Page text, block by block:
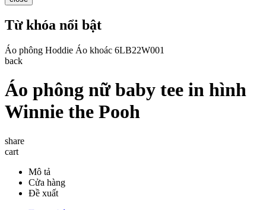
Từ khóa nổi bật
Áo phông Hoddie Áo khoác 6LB22W001
back
Áo phông nữ baby tee in hình
Winnie the Pooh
share
cart
Mô tả
Cửa hàng
Đề xuất